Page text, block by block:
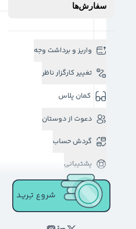
سفارش‌ها
واریز و برداشت وجه
تغییر کارگزار ناظر
کمان پلاس
دعوت از دوستان
گردش حساب
پشتیبانی
شروع تـِـریـد